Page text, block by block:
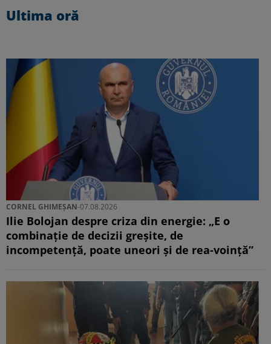
Ultima oră
CORNEL GHIMEȘAN-07.08.2026
Ilie Bolojan despre criza din energie: „E o
combinație de decizii greșite, de
incompetență, poate uneori și de rea-voință”